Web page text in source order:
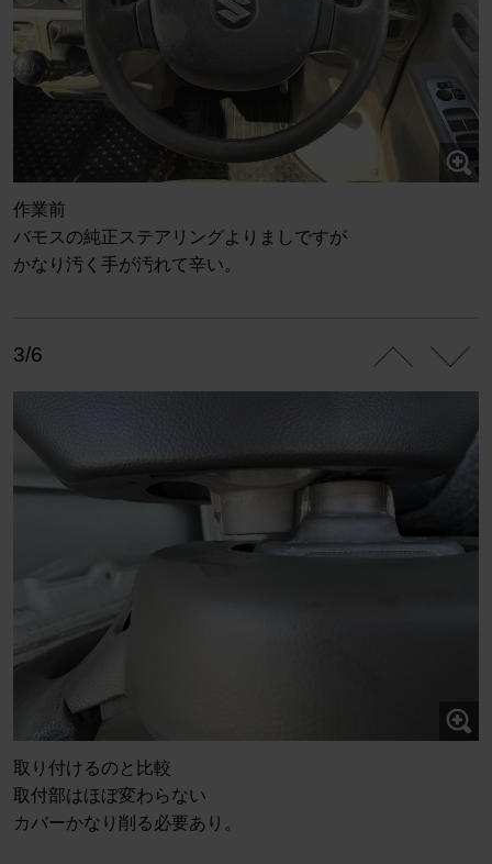
作業前
バモスの純正ステアリングよりましですが
かなり汚く手が汚れて辛い。
3/6
取り付けるのと比較
取付部はほぼ変わらない
カバーかなり削る必要あり。